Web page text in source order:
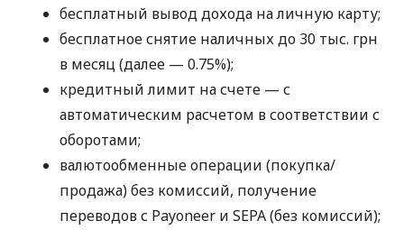
бесплатный вывод дохода на личную карту;
бесплатное снятие наличных до 30 тыс. грн
в месяц (далее — 0.75%);
кредитный лимит на счете — с
автоматическим расчетом в соответствии с
оборотами;
валютообменные операции (покупка/
продажа) без комиссий, получение
переводов с Payoneer и SEPA (без комиссий);